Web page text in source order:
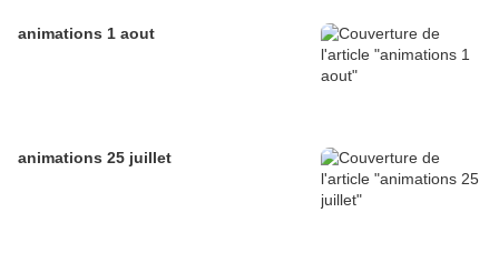
animations 1 aout
animations 25 juillet